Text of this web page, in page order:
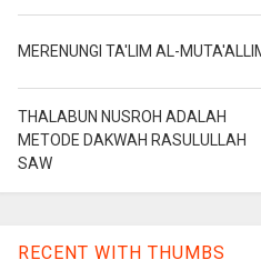
MERENUNGI TA'LIM AL-
THALABUN NUSROH ADALAH
METODE DAKWAH RASULULLAH
SAW
RECENT WITH THUMBS